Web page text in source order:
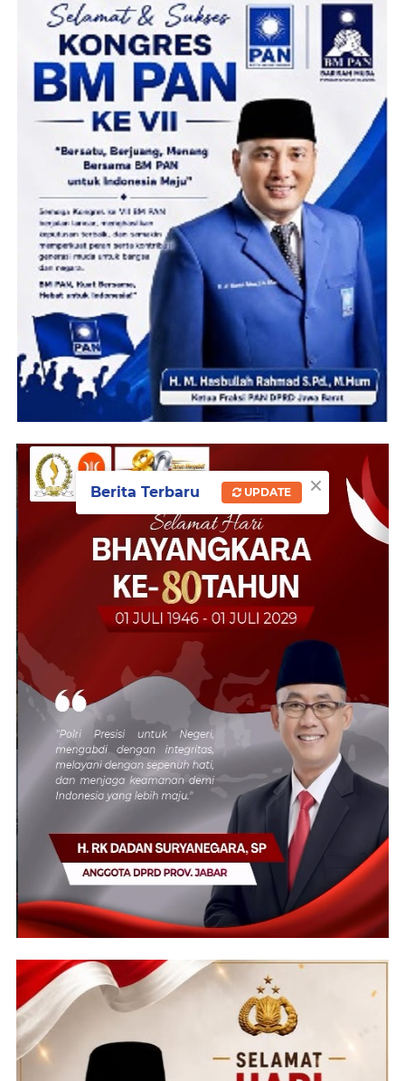
×
Berita Terbaru UPDATE